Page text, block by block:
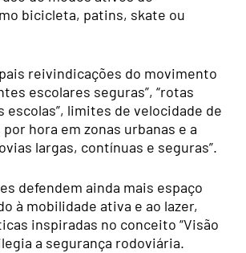
bicicleta, patins, skate ou
reivindicações do movimento
escolares seguras”, “rotas
escolas”, limites de velocidade de
hora em zonas urbanas e a
largas, contínuas e seguras”.
defendem ainda mais espaço
à mobilidade ativa e ao lazer,
inspiradas no conceito “Visão
a segurança rodoviária.